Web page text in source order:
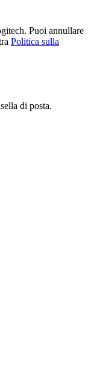
Puoi annullare
Politica sulla
di posta.